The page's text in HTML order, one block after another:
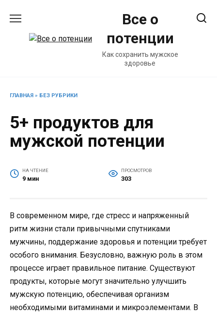
Все о
потенции
Как сохранить мужское
здоровье
ГЛАВНАЯ » БЕЗ РУБРИКИ
5+ продуктов для
мужской потенции
НА ЧТЕНИЕ
9 мин
ПРОСМОТРОВ
303
В современном мире, где стресс и напряженный
ритм жизни стали привычными спутниками
мужчины, поддержание здоровья и потенции требует
особого внимания. Безусловно, важную роль в этом
процессе играет правильное питание. Существуют
продукты, которые могут значительно улучшить
мужскую потенцию, обеспечивая организм
необходимыми витаминами и микроэлементами. В